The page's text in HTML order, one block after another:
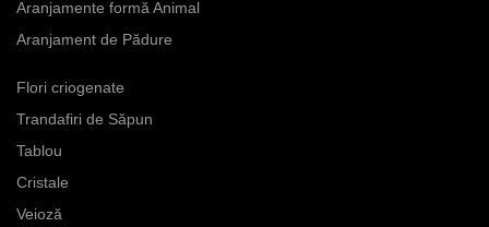
alese
produsului.
Aranjamente formă Animal
Aranjament de Pădure
Flori criogenate
Trandafiri de Săpun
Tablou
Cristale
Veioză